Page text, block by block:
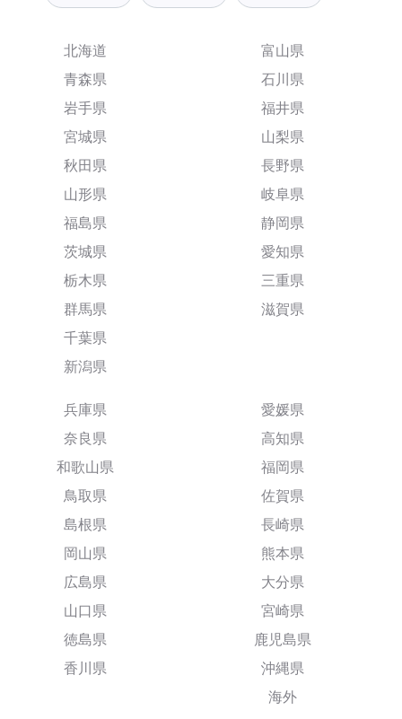
北海道
青森県
岩手県
宮城県
秋田県
山形県
福島県
茨城県
栃木県
群馬県
千葉県
新潟県
富山県
石川県
福井県
山梨県
長野県
岐阜県
静岡県
愛知県
三重県
滋賀県
兵庫県
奈良県
和歌山県
鳥取県
島根県
岡山県
広島県
山口県
徳島県
香川県
愛媛県
高知県
福岡県
佐賀県
長崎県
熊本県
大分県
宮崎県
鹿児島県
沖縄県
海外